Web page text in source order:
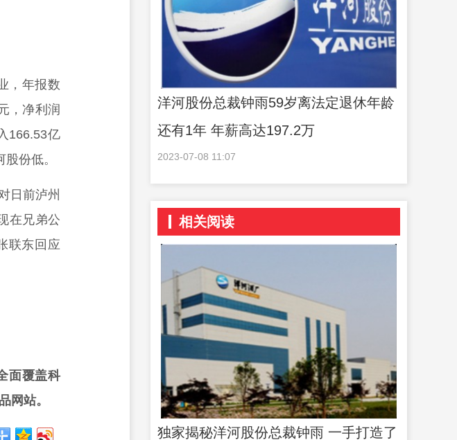
，年报数
，净利润
166.53亿
份低。
日前泸州
在兄弟公
联东回应
面覆盖科
网站。
洋河股份总裁钟雨59岁离法定退休年龄
还有1年 年薪高达197.2万
2023-07-08 11:07
相关阅读
独家揭秘洋河股份总裁钟雨 一手打造了